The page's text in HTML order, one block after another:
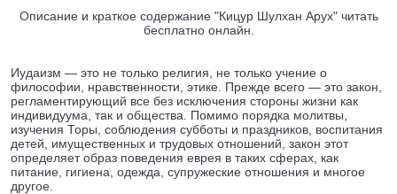
Описание и краткое содержание "Кицур Шулхан Арух" читать
бесплатно онлайн.
Иудаизм — это не только религия, не только учение о
философии, нравственности, этике. Прежде всего — это закон,
регламентирующий все без исключения стороны жизни как
индивидуума, так и общества. Помимо порядка молитвы,
изучения Торы, соблюдения субботы и праздников, воспитания
детей, имущественных и трудовых отношений, закон этот
определяет образ поведения еврея в таких сферах, как
питание, гигиена, одежда, супружеские отношения и многое
другое.